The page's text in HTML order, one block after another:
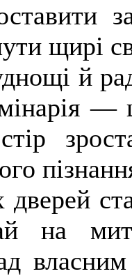
щирі
й
—
дверей
на